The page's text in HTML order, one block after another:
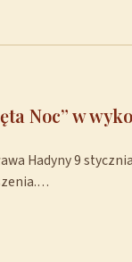
Noc” w
Hadyny 9